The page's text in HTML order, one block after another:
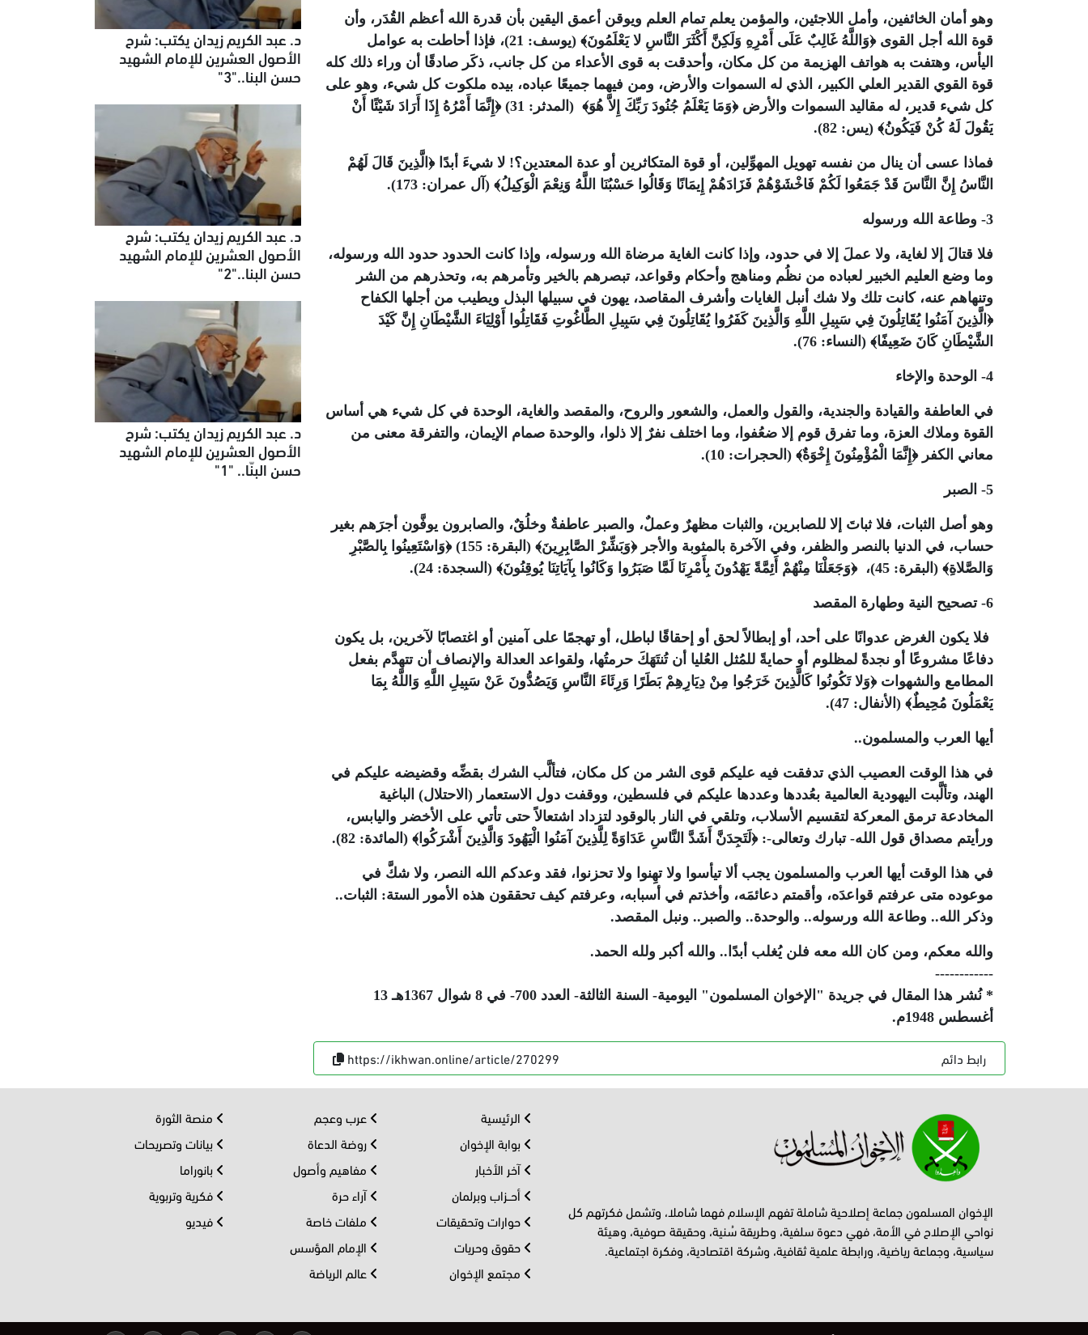
وهو أمان الخائفين، وأمل اللاجئين، والمؤمن يعلم تمام العلم ويوقن أعمق اليقين بأن قدرة الله أعظم القُدَر، وأن
قوة الله أجل القوى ﴿وَاللَّهُ غَالِبٌ عَلَى أَمْرِهِ وَلَكِنَّ أَكْثَرَ النَّاسِ لا يَعْلَمُونَ﴾ (يوسف: 21)، فإذا أحاطت به عوامل
اليأس، وهتفت به هواتف الهزيمة من كل مكان، وأحدقت به قوى الأعداء من كل جانب، ذكَر صادقًا أن وراء ذلك كله
قوة القوي القدير العلي الكبير، الذي له السموات والأرض، ومن فيهما جميعًا عباده، بيده ملكوت كل شيء، وهو على
كل شيء قدير، له مقاليد السموات والأرض ﴿وَمَا يَعْلَمُ جُنُودَ رَبِّكَ إِلاَّ هُوَ﴾ (المدثر: 31) ﴿إِنَّمَا أَمْرُهُ إِذَا أَرَادَ شَيْئًا أَنْ
يَقُولَ لَهُ كُنْ فَيَكُونُ﴾ (يس: 82).
فماذا عسى أن ينال من نفسه تهويل المهوِّلين، أو قوة المتكاثرين أو عدة المعتدين؟! لا شيءَ أبدًا ﴿الَّذِينَ قَالَ لَهُمْ
النَّاسُ إِنَّ النَّاسَ قَدْ جَمَعُوا لَكُمْ فَاخْشَوْهُمْ فَزَادَهُمْ إِيمَانًا وَقَالُوا حَسْبُنَا اللَّهُ وَنِعْمَ الْوَكِيلُ﴾ (آل عمران: 173).
3- وطاعة الله ورسوله
فلا قتالَ إلا لغاية، ولا عملَ إلا في حدود، وإذا كانت الغاية مرضاة الله ورسوله، وإذا كانت الحدود حدود الله ورسوله،
وما وضع العليم الخبير لعباده من نظُم ومناهج وأحكام وقواعد، تبصرهم بالخير وتأمرهم به، وتحذرهم من الشر
وتنهاهم عنه، كانت تلك ولا شك أنبل الغايات وأشرف المقاصد، يهون في سبيلها البذل ويطيب من أجلها الكفاح
﴿الَّذِينَ آمَنُوا يُقَاتِلُونَ فِي سَبِيلِ اللَّهِ وَالَّذِينَ كَفَرُوا يُقَاتِلُونَ فِي سَبِيلِ الطَّاغُوتِ فَقَاتِلُوا أَوْلِيَاءَ الشَّيْطَانِ إِنَّ كَيْدَ
الشَّيْطَانِ كَانَ ضَعِيفًا﴾ (النساء: 76).
4- الوحدة والإخاء
في العاطفة والقيادة والجندية، والقول والعمل، والشعور والروح، والمقصد والغاية، الوحدة في كل شيء هي أساس
القوة وملاك العزة، وما تفرق قوم إلا ضعُفوا، وما اختلف نفرٌ إلا ذلوا، والوحدة صمام الإيمان، والتفرقة معنى من
معاني الكفر ﴿إِنَّمَا الْمُؤْمِنُونَ إِخْوَةٌ﴾ (الحجرات: 10).
5- الصبر
وهو أصل الثبات، فلا ثباتَ إلا للصابرين، والثبات مظهرٌ وعملٌ، والصبر عاطفةٌ وخلُقٌ، والصابرون يوفَّون أجرَهم بغير
حساب، في الدنيا بالنصر والظفر، وفي الآخرة بالمثوبة والأجر ﴿وَبَشِّرْ الصَّابِرِينَ﴾ (البقرة: 155) ﴿وَاسْتَعِينُوا بِالصَّبْرِ
وَالصَّلاةِ﴾ (البقرة: 45)، ﴿وَجَعَلْنَا مِنْهُمْ أَئِمَّةً يَهْدُونَ بِأَمْرِنَا لَمَّا صَبَرُوا وَكَانُوا بِآيَاتِنَا يُوقِنُونَ﴾ (السجدة: 24).
6- تصحيح النية وطهارة المقصد
فلا يكون الغرض عدوانًا على أحد، أو إبطالاً لحق أو إحقاقًا لباطل، أو تهجمًا على آمنين أو اغتصابًا لآخرين، بل يكون
دفاعًا مشروعًا أو نجدةً لمظلوم أو حمايةً للمُثل العُليا أن تُنتَهَكَ حرمتُها، ولقواعد العدالة والإنصاف أن تتهدَّم بفعل
المطامع والشهوات ﴿وَلا تَكُونُوا كَالَّذِينَ خَرَجُوا مِنْ دِيَارِهِمْ بَطَرًا وَرِئَاءَ النَّاسِ وَيَصُدُّونَ عَنْ سَبِيلِ اللَّهِ وَاللَّهُ بِمَا
يَعْمَلُونَ مُحِيطٌ﴾ (الأنفال: 47).
أيها العرب والمسلمون..
في هذا الوقت العصيب الذي تدفقت فيه عليكم قوى الشر من كل مكان، فتألَّب الشرك بقضِّه وقضيضه عليكم في
الهند، وتألَّبت اليهودية العالمية بعُددها وعددها عليكم في فلسطين، ووقفت دول الاستعمار (الاحتلال) الباغية
المخادعة ترمق المعركة لتقسيم الأسلاب، وتلقي في النار بالوقود لتزداد اشتعالاً حتى تأتي على الأخضر واليابس،
ورأيتم مصداق قول الله- تبارك وتعالى-: ﴿لَتَجِدَنَّ أَشَدَّ النَّاسِ عَدَاوَةً لِلَّذِينَ آمَنُوا الْيَهُودَ وَالَّذِينَ أَشْرَكُوا﴾ (المائدة: 82).
في هذا الوقت أيها العرب والمسلمون يجب ألا تيأسوا ولا تهِنوا ولا تحزنوا، فقد وعدكم الله النصر، ولا شكَّ في
موعوده متى عرفتم قواعدَه، وأقمتم دعائمَه، وأخذتم في أسبابه، وعرفتم كيف تحققون هذه الأمور الستة: الثبات..
وذكر الله.. وطاعة الله ورسوله.. والوحدة.. والصبر.. ونبل المقصد.
والله معكم، ومن كان الله معه فلن يُغلب أبدًا.. والله أكبر ولله الحمد.
------------
* نُشر هذا المقال في جريدة "الإخوان المسلمون" اليومية- السنة الثالثة- العدد 700- في 8 شوال 1367هـ 13
أغسطس 1948م.
رابط دائم https://ikhwan.online/article/270299
د. عبد الكريم زيدان يكتب: شرح
الأصول العشرين للإمام الشهيد
حسن البنا.."3"
د. عبد الكريم زيدان يكتب: شرح
الأصول العشرين للإمام الشهيد
حسن البنا.."2"
د. عبد الكريم زيدان يكتب: شرح
الأصول العشرين للإمام الشهيد
حسن البنّا.. "1"
الإخوان المسلمون جماعة إصلاحية شاملة تفهم الإسلام فهما شاملا، وتشمل فكرتهم كل
نواحي الإصلاح في الأمة، فهي دعوة سلفية، وطريقة سُنية، وحقيقة صوفية، وهيئة
سياسية، وجماعة رياضية، ورابطة علمية ثقافية، وشركة اقتصادية، وفكرة اجتماعية.
الرئيسية
بوابة الإخوان
آخر الأخبار
أحــزاب وبرلمان
حوارات وتحقيقات
حقوق وحريات
مجتمع الإخوان
عرب وعجم
روضة الدعاة
مفاهيم وأصول
آراء حرة
ملفات خاصة
الإمام المؤسس
عالم الرياضة
منصة الثورة
بيانات وتصريحات
بانوراما
فكرية وتربوية
فيديو